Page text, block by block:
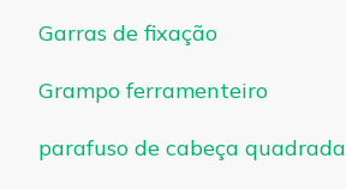
Garras de fixação
Grampo ferramenteiro
parafuso de cabeça quadrada